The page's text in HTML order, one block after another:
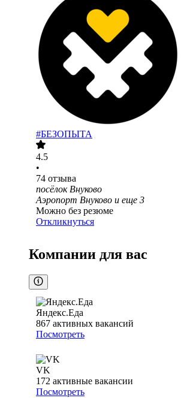
#БЕЗОПЫТА
4.5
•
74 отзыва
посёлок Внуково
Аэропорт Внуково и еще 3
Можно без резюме
Откликнуться
Компании для вас
Яндекс.Еда
867 активных вакансий
Посмотреть
VK
172 активные вакансии
Посмотреть